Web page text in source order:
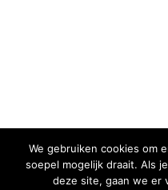
We gebruiken cookies om
soepel mogelijk draait. Als
deze site, gaan we er